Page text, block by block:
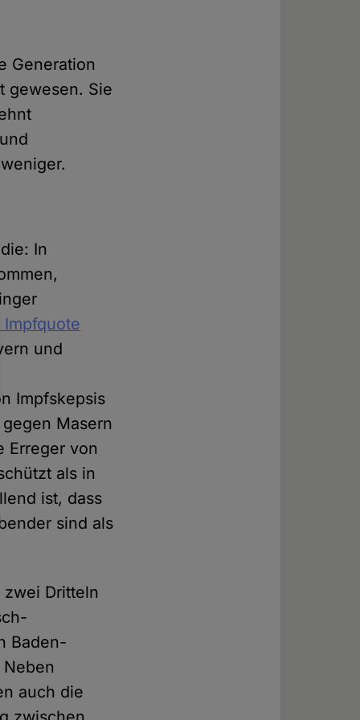
Generation
gewesen. Sie
In
Impfquote
und
Impfskepsis
Masern
Erreger von
als in
ist, dass
sind als
Dritteln
Baden-
auch die